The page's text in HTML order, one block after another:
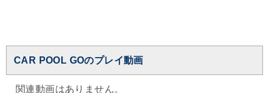
CAR POOL GOのプレイ動画
関連動画はありません。